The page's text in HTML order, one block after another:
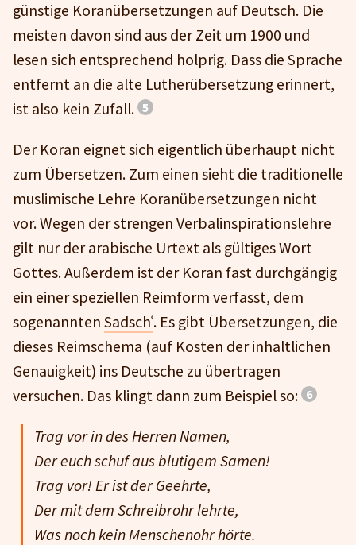
günstige Koranübersetzungen auf Deutsch. Die
meisten davon sind aus der Zeit um 1900 und
lesen sich entsprechend holprig. Dass die Sprache
entfernt an die alte Lutherübersetzung erinnert,
ist also kein Zufall.
Der Koran eignet sich eigentlich überhaupt nicht
zum Übersetzen. Zum einen sieht die traditionelle
muslimische Lehre Koranübersetzungen nicht
vor. Wegen der strengen Verbalinspirationslehre
gilt nur der arabische Urtext als gültiges Wort
Gottes. Außerdem ist der Koran fast durchgängig
ein einer speziellen Reimform verfasst, dem
sogenannten Sadschʿ. Es gibt Übersetzungen, die
dieses Reimschema (auf Kosten der inhaltlichen
Genauigkeit) ins Deutsche zu übertragen
versuchen. Das klingt dann zum Beispiel so:
Trag vor in des Herren Namen,
Der euch schuf aus blutigem Samen!
Trag vor! Er ist der Geehrte,
Der mit dem Schreibrohr lehrte,
Was noch kein Menschenohr hörte.